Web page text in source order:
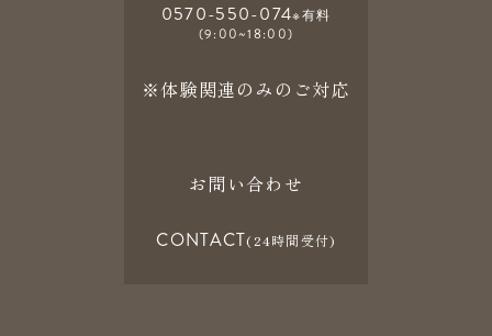
0570-550-074※有料
(9:00~18:00)
※体験関連のみのご対応
お問い合わせ
CONTACT(24時間受付)